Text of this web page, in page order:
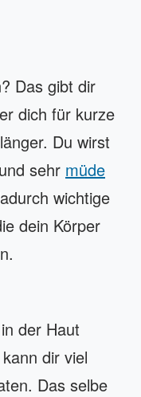
Das gibt dir
dich für kurze
Du wirst
sehr müde
wichtige
dein Körper
der Haut
dir viel
Das selbe